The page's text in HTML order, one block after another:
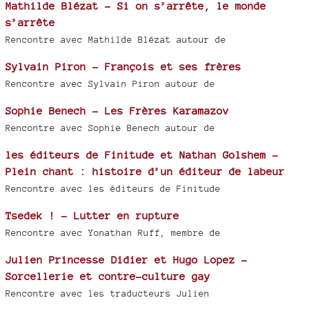
Mathilde Blézat - Si on s’arrête, le monde
s’arrête
Rencontre avec Mathilde Blézat autour de
Sylvain Piron - François et ses frères
Rencontre avec Sylvain Piron autour de
Sophie Benech - Les Frères Karamazov
Rencontre avec Sophie Benech autour de
les éditeurs de Finitude et Nathan Golshem -
Plein chant : histoire d’un éditeur de labeur
Rencontre avec les éditeurs de Finitude
Tsedek ! - Lutter en rupture
Rencontre avec Yonathan Ruff, membre de
Julien Princesse Didier et Hugo Lopez -
Sorcellerie et contre-culture gay
Rencontre avec les traducteurs Julien